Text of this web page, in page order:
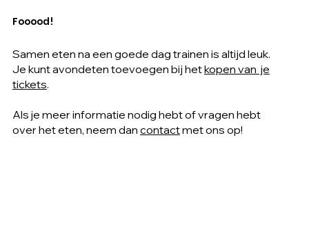
Fooood!
Samen eten na een goede dag trainen is altijd leuk.
Je kunt avondeten toevoegen bij hetkopen van je
tickets​.
Als je meer informatie nodig hebt of vragen hebt
over het eten, neem dan contactmet ons op!